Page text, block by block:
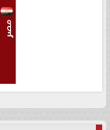
مصر